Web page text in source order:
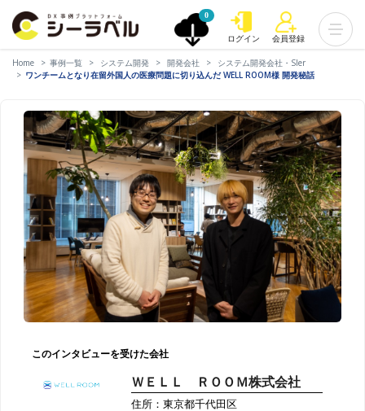
0
ログイン 会員登録
Home 事例一覧 システム開発 開発会社
システム開発会社・SIer
ワンチームとなり在留外国人の医療問題に切り込んだ WELL ROOM様 開発秘話
このインタビューを受けた会社
ＷＥＬＬ ＲＯＯＭ株式会社
住所：東京都千代田区